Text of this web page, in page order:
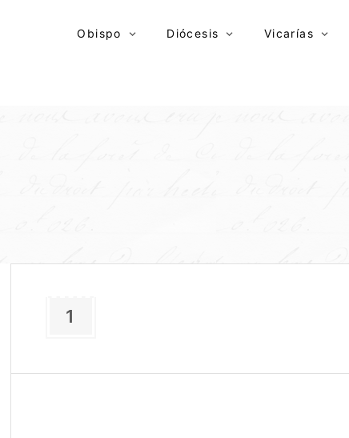
Obispo Diócesis Vicarías
1